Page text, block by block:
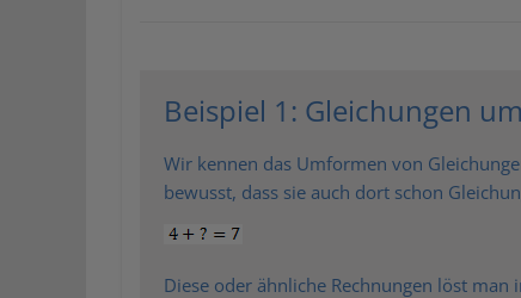
Beispiel 1: Gleichungen
Wir kennen das Umformen von
bewusst, dass sie auch dort schon
Diese oder ähnliche Rechnungen löst